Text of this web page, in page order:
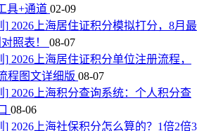
具+通道 02-09
] 2026上海居住证积分模拟打分，8月最
照表！ 08-07
] 2026上海居住证积分单位注册流程，
程图文详细版 08-07
] 2026上海积分查询系统：个人积分查
08-06
] 2026上海社保积分怎么算的？1倍2倍3